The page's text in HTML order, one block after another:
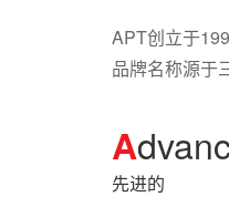
APT创立于
品牌名称源于
A
先进的